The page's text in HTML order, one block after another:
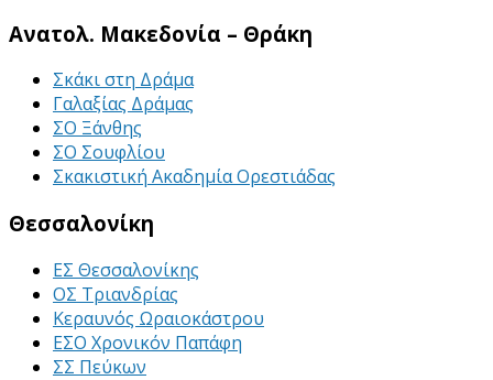
Ανατολ. Μακεδονία – Θράκη
Σκάκι στη Δράμα
Γαλαξίας Δράμας
ΣΟ Ξάνθης
ΣΟ Σουφλίου
Σκακιστική Ακαδημία Ορεστιάδας
Θεσσαλονίκη
ΕΣ Θεσσαλονίκης
ΟΣ Τριανδρίας
Κεραυνός Ωραιοκάστρου
ΕΣΟ Χρονικόν Παπάφη
ΣΣ Πεύκων